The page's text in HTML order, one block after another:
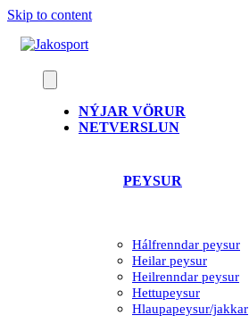
Skip to content
NÝJAR VÖRUR
NETVERSLUN
PEYSUR
Hálfrenndar peysur
Heilar peysur
Heilrenndar peysur
Hettupeysur
Hlaupapeysur/jakkar